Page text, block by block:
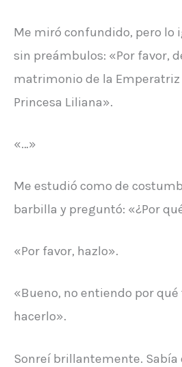
Me miró confundido, pero lo
sin preámbulos: «Por favor,
matrimonio de la Emperatriz
Princesa Liliana».
«…»
Me estudió como de
barbilla y preguntó: «¿Por
«Por favor, hazlo».
«Bueno, no entiendo por
hacerlo».
Sonreí brillantemente.